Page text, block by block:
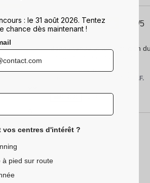
0
0
0
/5
Avis vérifié
Bonne tenue et amélioration
Avis du10/01/2025 , suite à une
P.F.
: le 31 août 2026. Tentez
chance dès maintenant !
vos centres d'intérêt ?
à pied sur route